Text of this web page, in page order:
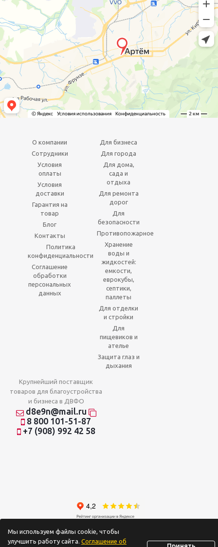
О компании
Сотрудники
Условия
оплаты
Условия
доставки
Гарантия на
товар
Блог
Контакты
Политика
конфиденциальности
Соглашение
обработки
персональных
данных
Для бизнеса
Для города
Для дома,
сада и
отдыха
Для ремонта
дорог
Для
безопасности
Противопожарное
Хранение
воды и
жидкостей:
емкости,
еврокубы,
септики,
паллеты
Для отделки
и стройки
Для
пищевиков и
ателье
Защита глаз и
дыхания
Крупнейший поставщик
товаров для благоустройства
и бизнеса в ДВФО
d8e9n@mail.ru
8 800 101-51-87
+7 (908) 992 42 58
2026 © Отношения на доверии
Мы используем файлы cookie, чтобы
улучшить работу сайта. Соглашение об